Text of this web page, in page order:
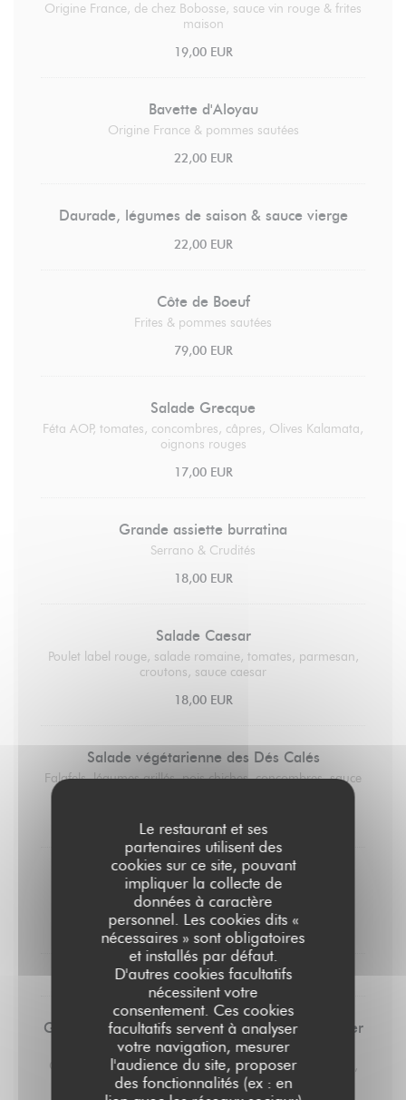
Le restaurant et ses
partenaires utilisent des
cookies sur ce site, pouvant
impliquer la collecte de
données à caractère
personnel. Les cookies dits «
nécessaires » sont obligatoires
et installés par défaut.
D'autres cookies facultatifs
nécessitent votre
consentement. Ces cookies
facultatifs servent à analyser
votre navigation, mesurer
l'audience du site, proposer
des fonctionnalités (ex : en
Origine France, de chez Bobosse, sauce vin rouge & frites
maison
19,00 EUR
Bavette d'Aloyau
Origine France & pommes sautées
22,00 EUR
Daurade, légumes de saison & sauce vierge
22,00 EUR
Côte de Boeuf
Frites & pommes sautées
79,00 EUR
Salade Grecque
Féta AOP, tomates, concombres, câpres, Olives Kalamata,
oignons rouges
17,00 EUR
Grande assiette burratina
Serrano & Crudités
18,00 EUR
Salade Caesar
Poulet label rouge, salade romaine, tomates, parmesan,
croutons, sauce caesar
18,00 EUR
Salade végétarienne des Dés Calés
Falafels, légumes grillés, pois chiches, concombres, sauce
18,00 EUR
Saucisse 170gr
Ecrasé de pommes de terre
19,00 EUR
LES DESSERTS
Glaces et sorbets préparés par un artisan glacier
(2 boules)
Chocolat, vanille, noix de coco, framboise, citron, fraise,
mangue, café